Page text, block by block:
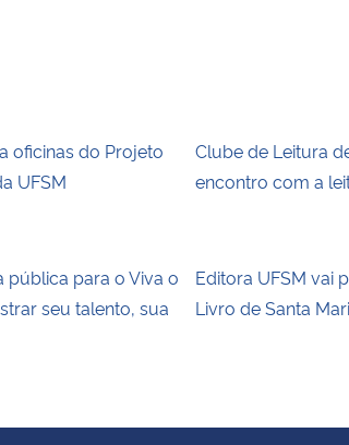
oficinas do Projeto
UFSM
Clube de Leitura
encontro com a
para o Viva o
seu talento, sua
Editora UFSM vai
Livro de Santa